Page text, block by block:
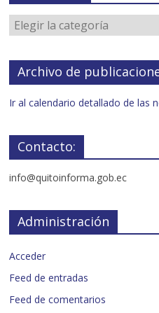
Archivo de
Ir al calendario detallado de las
Contacto:
info@quitoinforma.gob.ec
Administración
Acceder
Feed de entradas
Feed de comentarios